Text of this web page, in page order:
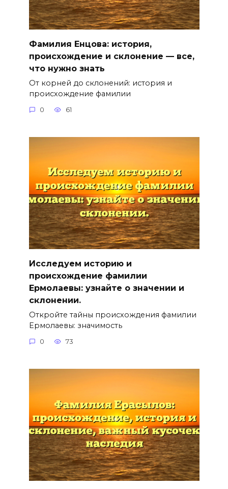
Фамилия Енцова: история,
происхождение и склонение — все,
что нужно знать
От корней до склонений: история и
происхождение фамилии
0 61
Исследуем историю и
происхождение фамилии
Ермолаевы: узнайте о значении и
склонении.
Откройте тайны происхождения фамилии
Ермолаевы: значимость
0 73